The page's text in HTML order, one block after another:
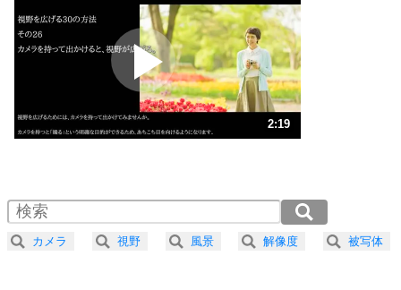
プラス思考
ポジティブになれない原因は、行動しないから。
ポジティブ思考になる30の方法
ストレス対策
人生、なんとかなるもの。
気楽に生きる30の方法
4 器の大きい人は、怒りを優しさで表現する。
プラス思考
2:19
2.0倍速 （273KB 1分9秒）
2.5倍速 （219KB 55秒）
3.0倍速 （182KB 46秒）
カメラ 視野 風景 解像度 被写体